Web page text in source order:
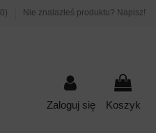
0) Nie znalazłeś produktu? Napisz!
Zaloguj się Koszyk